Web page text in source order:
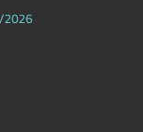
2026